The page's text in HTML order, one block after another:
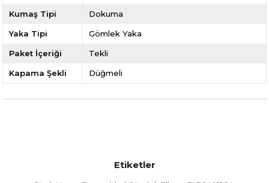
Kumaş Tipi Dokuma
Yaka Tipi Gömlek Yaka
Paket İçeriği Tekli
Kapama Şekli Düğmeli
Etiketler